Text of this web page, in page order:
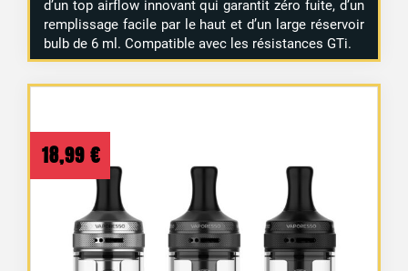
d’un top airflow innovant qui garantit zéro fuite, d’un
remplissage facile par le haut et d’un large réservoir
bulb de 6 ml. Compatible avec les résistances GTi.
18,99 €